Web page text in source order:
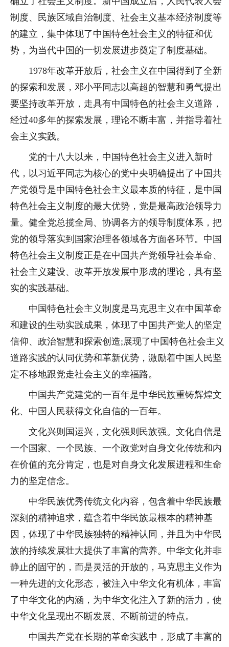
制度、民族区域自治制度、社会主义基本经济制度等
的建立，集中体现了中国特色社会主义的特征和优
势，为当代中国的一切发展进步奠定了制度基础。
1978年改革开放后，社会主义在中国得到了全新
的探索和发展，邓小平同志以高超的智慧和勇气提出
要坚持改革开放，走具有中国特色的社会主义道路，
经过40多年的探索发展，理论不断丰富，并指导着社
会主义实践。
党的十八大以来，中国特色社会主义进入新时
代，以习近平同志为核心的党中央明确提出了中国共
产党领导是中国特色社会主义最本质的特征，是中国
特色社会主义制度的最大优势，党是最高政治领导力
量。健全党总揽全局、协调各方的领导制度体系，把
党的领导落实到国家治理各领域各方面各环节。中国
特色社会主义制度正是在中国共产党领导社会革命、
社会主义建设、改革开放发展中形成的理论，具有坚
实的实践基础。
中国特色社会主义制度是马克思主义在中国革命
和建设的生动实践成果，体现了中国共产党人的坚定
信仰、政治智慧和探索创造;展现了中国特色社会主义
道路实践的认同优势和革新优势，激励着中国人民坚
定不移地跟党走社会主义的幸福路。
中国共产党建党的一百年是中华民族重铸辉煌文
化、中国人民获得文化自信的一百年。
文化兴则国运兴，文化强则民族强。文化自信是
一个国家、一个民族、一个政党对自身文化传统和内
在价值的充分肯定，也是对自身文化发展进程和生命
力的坚定信念。
中华民族优秀传统文化内容，包含着中华民族最
深刻的精神追求，蕴含着中华民族最根本的精神基
因，体现了中华民族独特的精神认同，并且为中华民
族的持续发展壮大提供了丰富的营养。中华文化并非
静止的固守的，而是灵活的开放的，马克思主义作为
一种先进的文化形态，被注入中华文化有机体，丰富
了中华文化的内涵，为中华文化注入了新的活力，使
中华文化呈现出不断发展、不断前进的特点。
中国共产党在长期的革命实践中，形成了丰富的